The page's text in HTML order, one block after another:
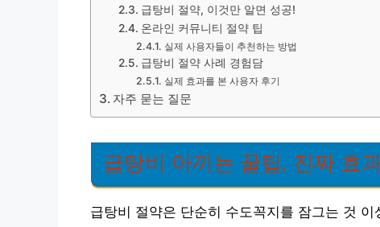
급탕비 절약, 이것만 알면 성공!
온라인 커뮤니티 절약 팁
실제 사용자들이 추천하는 방법
급탕비 절약 사례 경험담
실제 효과를 본 사용자 후기
자주 묻는 질문
급탕비 아끼는 꿀팁, 진짜 효
급탕비 절약은 단순히 수도꼭지를 잠그는 것